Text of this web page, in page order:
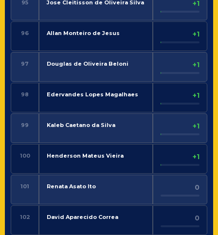
95 Jose Cleitisson de Oliveira Silva +1
96 Allan Monteiro de Jesus +1
97 Douglas de Oliveira Beloni +1
98 Edervandes Lopes Magalhaes +1
99 Kaleb Caetano da Silva +1
100 Henderson Mateus Vieira +1
101 Renata Asato Ito 0
102 David Aparecido Correa 0